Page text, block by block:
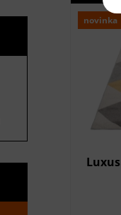
novinka